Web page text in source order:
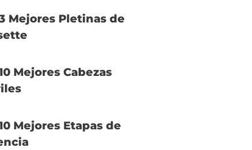
Mejores Pletinas de
Mejores Cabezas
Mejores Etapas de